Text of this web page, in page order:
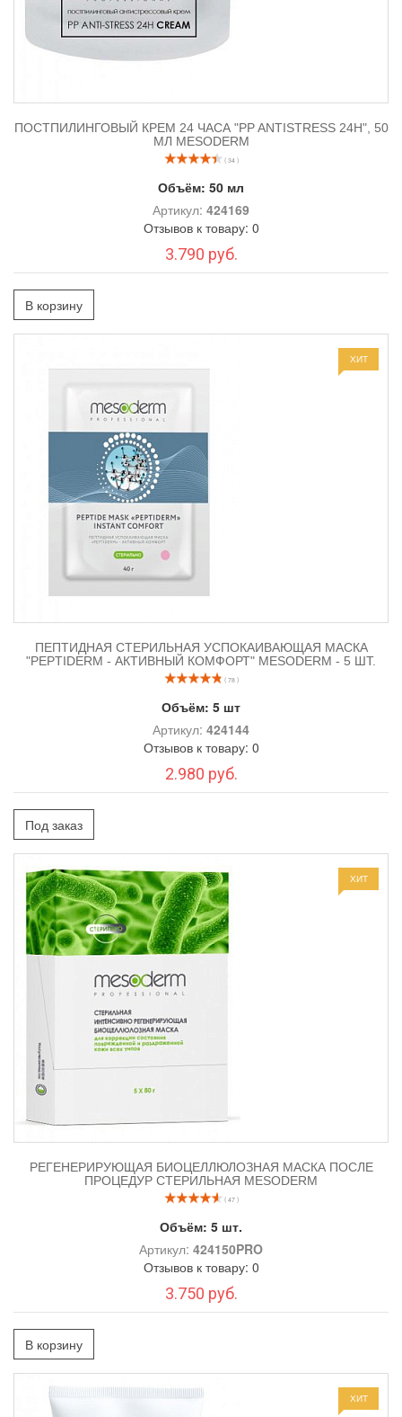
ПОСТПИЛИНГОВЫЙ КРЕМ 24 ЧАСА "PP ANTISTRESS 24H", 50
МЛ MESODERM
( 34 )
Объём: 50 мл
Артикул: 424169
Отзывов к товару: 0
3.790 руб.
В корзину
ХИТ
ПЕПТИДНАЯ СТЕРИЛЬНАЯ УСПОКАИВАЮЩАЯ МАСКА
"PEPTIDERM - АКТИВНЫЙ КОМФОРТ" MESODERM - 5 ШТ.
( 78 )
Объём: 5 шт
Артикул: 424144
Отзывов к товару: 0
2.980 руб.
Под заказ
ХИТ
РЕГЕНЕРИРУЮЩАЯ БИОЦЕЛЛЮЛОЗНАЯ МАСКА ПОСЛЕ
ПРОЦЕДУР СТЕРИЛЬНАЯ MESODERM
( 47 )
Объём: 5 шт.
Артикул: 424150PRO
Отзывов к товару: 0
3.750 руб.
В корзину
ХИТ